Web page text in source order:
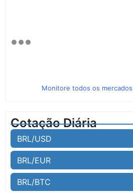
Monitore todos os
Cotação Diária
BRL/USD
BRL/EUR
BRL/BTC